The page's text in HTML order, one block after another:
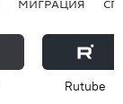
МИГРАЦИЯ
Rutube